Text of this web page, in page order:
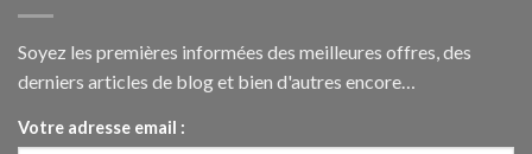
Soyez les premières informées des meilleures offres, des
derniers articles de blog et bien d'autres encore…
Votre adresse email :